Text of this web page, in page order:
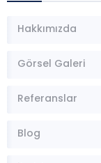
Hakkımızda
Görsel Galeri
Referanslar
Blog